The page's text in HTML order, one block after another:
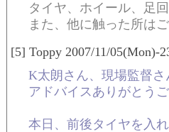
タイヤ、ホイール、足
また、他に触った所は
[5] Toppy 2007/11/05(Mon)-
K太朗さん、現場監督
アドバイスありがとう
本日、前後タイヤを入